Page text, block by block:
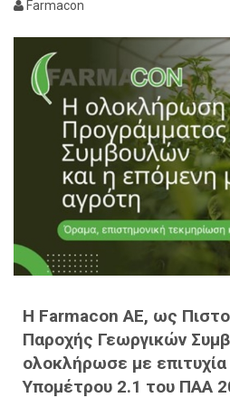
Farmacon
Η Farmacon AE, ως
Παροχής Γεωργικών
ολοκλήρωσε με
Υπομέτρου 2.1 του ΠΑΑ